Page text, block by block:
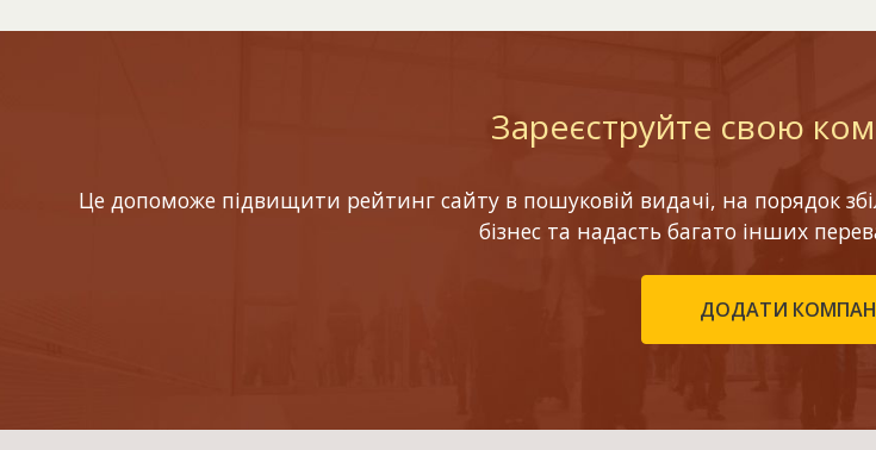
Зареєструйте свою
Це допоможе підвищити рейтинг сайту в пошуковій видачі, на порядок
бізнес та надасть багато інших
ДОДАТИ